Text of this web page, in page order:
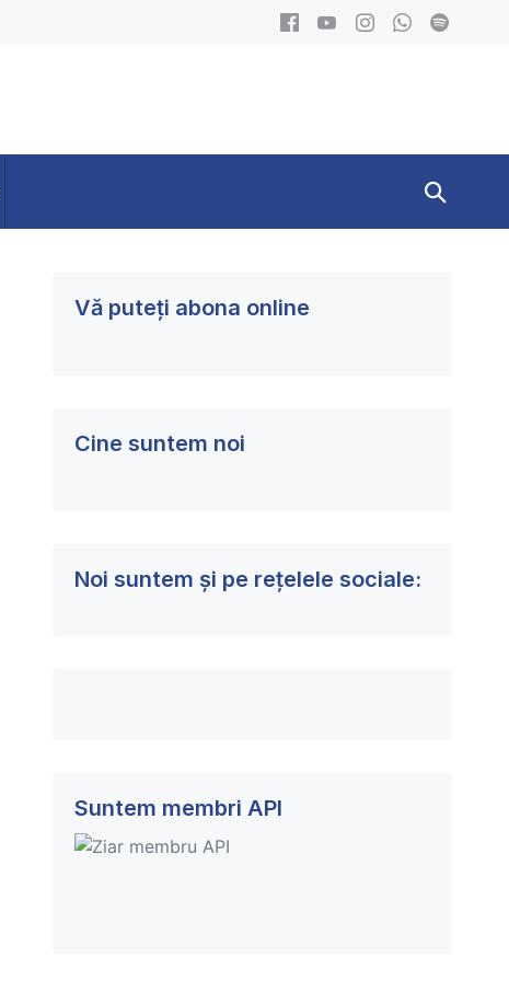
Search
Toggle
Vă puteți abona online
Cine suntem noi
Noi suntem și pe rețelele sociale:
Suntem membri API